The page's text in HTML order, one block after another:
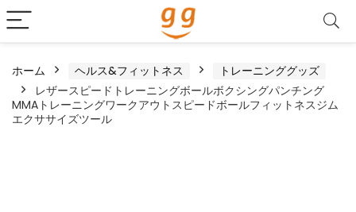
ホーム ヘルス&フィットネス
トレーニンググッズ
レザースピードトレーニングボールボクシングパンチング
MMAトレーニングワークアウトスピードボールフィットネスジム
エクササイズツール